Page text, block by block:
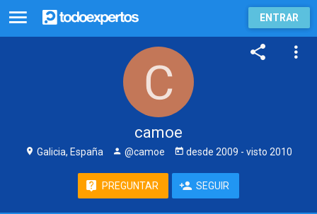
ENTRAR
camoe
Galicia, España @camoe desde 2009 - visto 2010
PREGUNTAR SEGUIR